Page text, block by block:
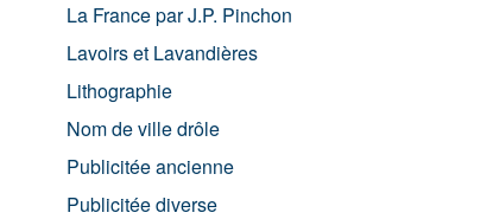
La France par J.P. Pinchon
Lavoirs et Lavandières
Lithographie
Nom de ville drôle
Publicitée ancienne
Publicitée diverse